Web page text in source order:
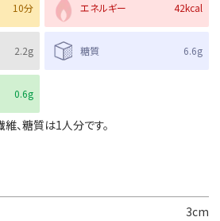
10分 エネルギー 42kcal
2.2g 糖質 6.6g
0.6g
、糖質は1人分です。
3cm